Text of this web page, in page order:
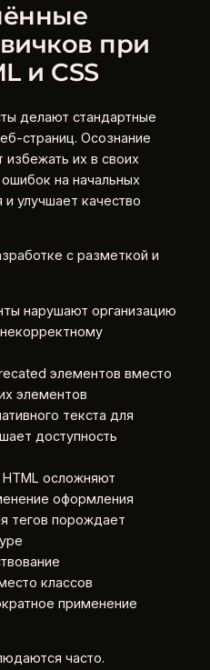
при
и CSS
делают стандартные
страниц. Осознание
избежать их в своих
на начальных
улучшает качество
с разметкой и
нарушают организацию
элементов вместо
элементов
текста для
доступность
осложняют
оформления
тегов порождает
классов
применение
часто.